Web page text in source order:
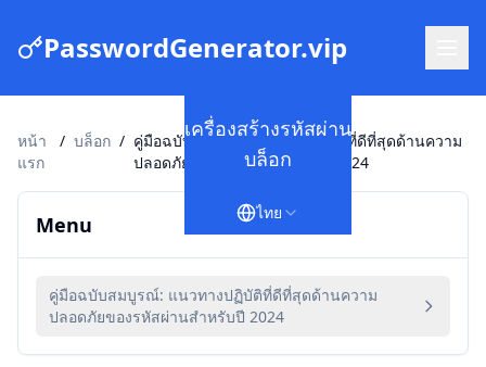
PasswordGenerator.vip
เครื่องสร้างรหัสผ่าน
บล็อก
ไทย
หน้า
แรก
/ บล็อก / คู่มือฉบับสมบูรณ์: แนวทางปฏิบัติที่ดีที่สุดด้านความ
ปลอดภัยของรหัสผ่านสำหรับปี 2024
Menu
คู่มือฉบับสมบูรณ์: แนวทางปฏิบัติที่ดีที่สุดด้านความ
ปลอดภัยของรหัสผ่านสำหรับปี 2024